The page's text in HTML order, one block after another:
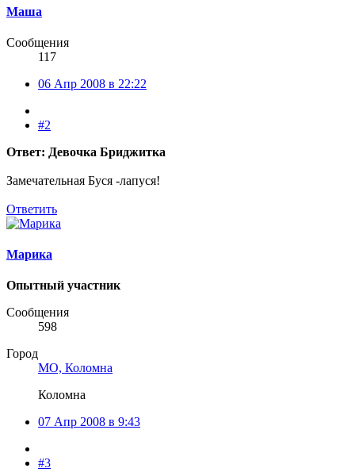
Маша
Сообщения
117
06 Апр 2008 в 22:22
#2
Ответ: Девочка Бриджитка
Замечательная Буся -лапуся!
Ответить
Марика
Опытный участник
Сообщения
598
Город
МО, Коломна
Коломна
07 Апр 2008 в 9:43
#3